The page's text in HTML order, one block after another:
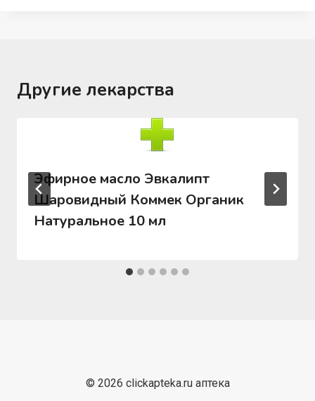
Другие лекарства
Эфирное масло Эвкалипт
Шаровидный Коммек Органик
Натуральное 10 мл
© 2026 clickapteka.ru аптека